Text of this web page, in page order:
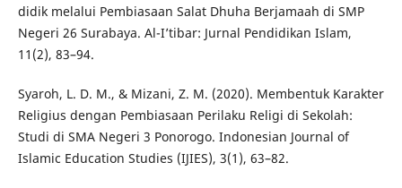
didik melalui Pembiasaan Salat Dhuha Berjamaah di SMP
Negeri 26 Surabaya. Al-I’tibar: Jurnal Pendidikan Islam,
11(2), 83–94.
Syaroh, L. D. M., & Mizani, Z. M. (2020). Membentuk Karakter
Religius dengan Pembiasaan Perilaku Religi di Sekolah:
Studi di SMA Negeri 3 Ponorogo. Indonesian Journal of
Islamic Education Studies (IJIES), 3(1), 63–82.